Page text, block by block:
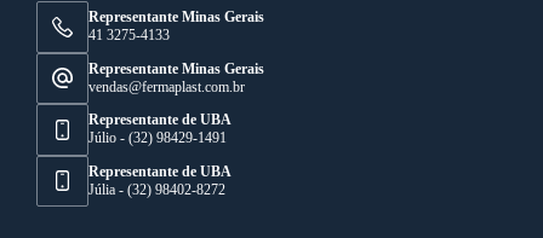
Representante Minas Gerais
41 3275-4133
Representante Minas Gerais
vendas@fermaplast.com.br
Representante de UBA
Júlio - (32) 98429-1491
Representante de UBA
Júlia - (32) 98402-8272